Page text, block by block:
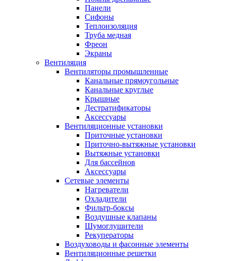
Панели
Сифоны
Теплоизоляция
Труба медная
Фреон
Экраны
Вентиляция
Вентиляторы промышленные
Канальные прямоугольные
Канальные круглые
Крышные
Дестратификаторы
Аксессуары
Вентиляционные установки
Приточные установки
Приточно-вытяжные установки
Вытяжные установки
Для бассейнов
Аксессуары
Сетевые элементы
Нагреватели
Охладители
Фильтр-боксы
Воздушные клапаны
Шумоглушители
Рекуператоры
Воздуховоды и фасонные элементы
Вентиляционные решетки